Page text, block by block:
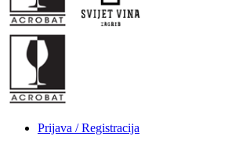
Prijava / Registracija